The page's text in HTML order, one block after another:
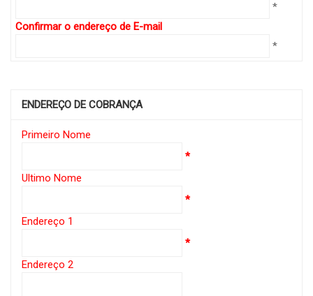
*
Confirmar o endereço de E-mail
*
ENDEREÇO DE COBRANÇA
Primeiro Nome
*
Ultimo Nome
*
Endereço 1
*
Endereço 2